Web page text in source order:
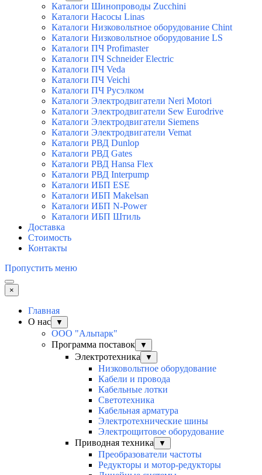
Каталоги Шинопроводы Zucchini
Каталоги Насосы Linas
Каталоги Низковольтное оборудование Chint
Каталоги Низковольтное оборудование LS
Каталоги ПЧ Profimaster
Каталоги ПЧ Schneider Electric
Каталоги ПЧ Veda
Каталоги ПЧ Veichi
Каталоги ПЧ Русэлком
Каталоги Электродвигатели Neri Motori
Каталоги Электродвигатели Sew Eurodrive
Каталоги Электродвигатели Siemens
Каталоги Электродвигатели Vemat
Каталоги РВД Dunlop
Каталоги РВД Gates
Каталоги РВД Hansa Flex
Каталоги РВД Interpump
Каталоги ИБП ESE
Каталоги ИБП Makelsan
Каталоги ИБП N-Power
Каталоги ИБП Штиль
Доставка
Стоимость
Контакты
Пропустить меню
×
Главная
О нас
▼
ООО "Альпарк"
Программа поставок
▼
Электротехника ▼
Низковольтное оборудование
Кабели и провода
Кабельные лотки
Светотехника
Кабельная арматура
Электротехнические шины
Электрощитовое оборудование
Приводная техника
▼
Преобразователи частоты
Редукторы и мотор-редукторы